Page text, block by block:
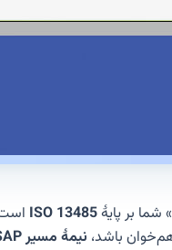
ISO 13485
نیمهٔ مسیر MDSAP